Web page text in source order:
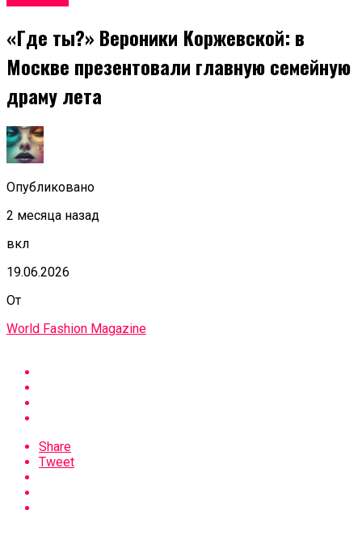
«Где ты?» Вероники Коржевской: в
Москве презентовали главную семейную
драму лета
Опубликовано
2 месяца назад
вкл
19.06.2026
От
World Fashion Magazine
Share
Tweet